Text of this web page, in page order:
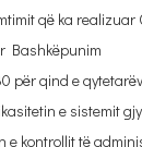
që ka realizuar
Bashkëpunim
për qind e
e sistemit
e kontrollit të